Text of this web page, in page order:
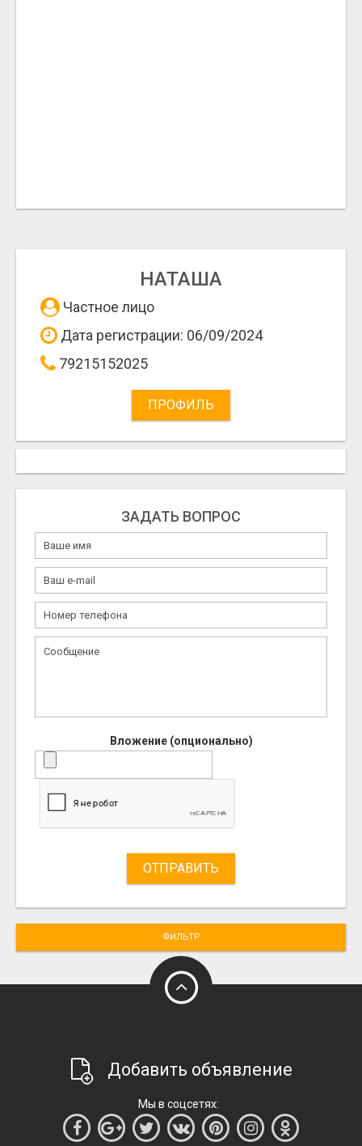
НАТАША
Частное лицо
Дата регистрации: 06/09/2024
79215152025
ПРОФИЛЬ
ЗАДАТЬ ВОПРОС
Вложение (опционально)
ОТПРАВИТЬ
ФИЛЬТР
Добавить объявление
Мы в соцсетях: